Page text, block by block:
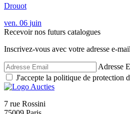
Drouot
ven. 06 juin
Recevoir nos futurs catalogues
Inscrivez-vous avec votre adresse e-
Adresse
J'accepte la politique de protection
7 rue Rossini